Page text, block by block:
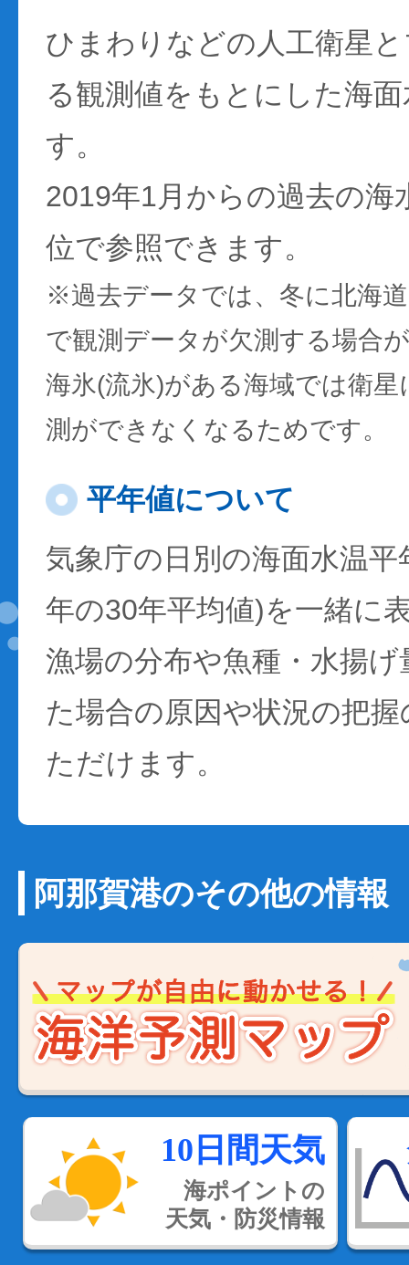
ひまわりなどの人工衛星
る観測値をもとにした海
す。
2019年1月からの過去の海
位で参照できます。
※過去データでは、冬に北海
で観測データが欠測する場合
海氷(流氷)がある海域では衛
測ができなくなるためです。
平年値について
気象庁の日別の海面水温
年の30年平均値)を一緒に
漁場の分布や魚種・水揚
た場合の原因や状況の把
ただけます。
阿那賀港のその他の情報
10日間天気
海ポイントの
天気・防災情報